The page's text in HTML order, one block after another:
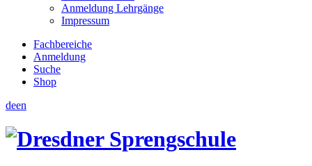
Anmeldung Lehrgänge
Impressum
Fachbereiche
Anmeldung
Suche
Shop
deen